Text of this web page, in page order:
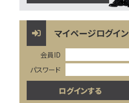
マイページログイン
会員ID
パスワード